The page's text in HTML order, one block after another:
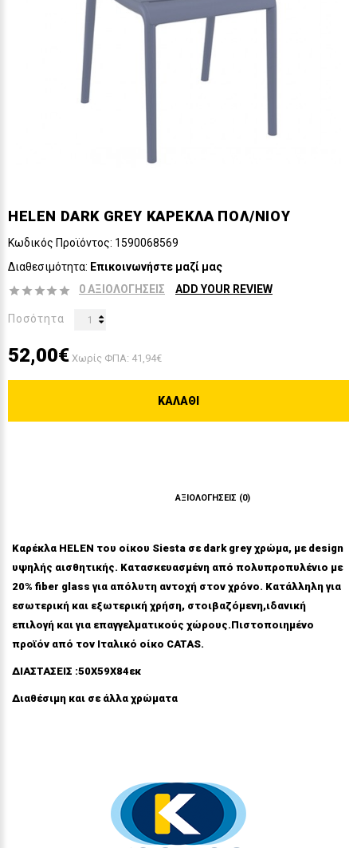
HELEN DARK GREY ΚΑΡΕΚΛΑ ΠΟΛ/ΝΙΟΥ
Κωδικός Προϊόντος: 1590068569
Διαθεσιμότητα: Επικοινωνήστε μαζί μας
0 ΑΞΙΟΛΟΓΉΣΕΙΣ
ADD YOUR REVIEW
Ποσότητα
52,00€ Χωρίς ΦΠΑ: 41,94€
ΚΑΛΆΘΙ
ΑΞΙΟΛΟΓΉΣΕΙΣ (0)
Καρέκλα HELEN του οίκου Siesta σε dark grey χρώμα, με design
υψηλής αισθητικής. Κατασκευασμένη από πολυπροπυλένιο με
20% fiber glass για απόλυτη αντοχή στον χρόνο. Κατάλληλη για
εσωτερική και εξωτερική χρήση, στοιβαζόμενη,ιδανική
επιλογή και για επαγγελματικούς χώρους.Πιστοποιημένο
προϊόν από τον Ιταλικό οίκο CATAS.
ΔΙΑΣΤΑΣΕΙΣ :50X59X84εκ
Διαθέσιμη και σε άλλα χρώματα